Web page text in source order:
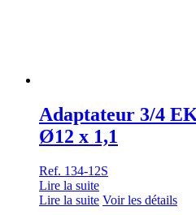
Adaptateur 3/4
Ø12 x 1,1
Ref. 134-12S
Lire la suite
Lire la suite Voir les détails